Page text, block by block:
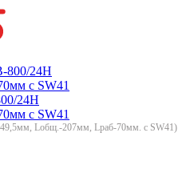
24H
с SW41
Lобщ.-207мм, Lраб-70мм. с SW41)